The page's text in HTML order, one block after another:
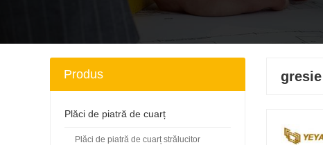
Produs
Plăci de piatră de cuarț
Plăci de piatră de cuarț strălucitor